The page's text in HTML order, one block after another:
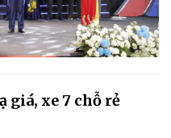
giá, xe 7 chỗ rẻ